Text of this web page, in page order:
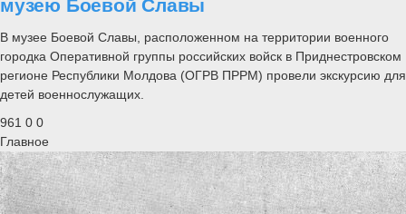
музею Боевой Славы
В музее Боевой Славы, расположенном на территории военного
городка Оперативной группы российских войск в Приднестровском
регионе Республики Молдова (ОГРВ ПРРМ) провели экскурсию для
детей военнослужащих.
961 0 0
Главное